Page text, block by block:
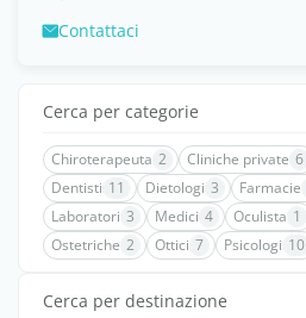
Contattaci
Cerca per categorie
Chiroterapeuta 2 Cliniche private 6
Dentisti 11 Dietologi 3 Farmacie
Laboratori 3 Medici 4 Oculista 1
Ostetriche 2 Ottici 7 Psicologi 10
Cerca per destinazione